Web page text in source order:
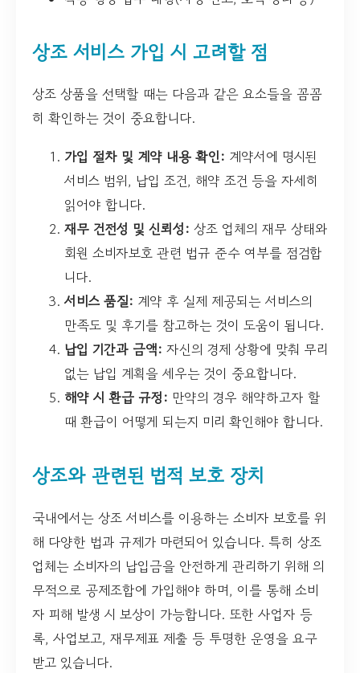
상조 서비스 가입 시 고려할 점
상조 상품을 선택할 때는 다음과 같은 요소들을 꼼꼼
히 확인하는 것이 중요합니다.
가입 절차 및 계약 내용 확인: 계약서에 명시된
서비스 범위, 납입 조건, 해약 조건 등을 자세히
읽어야 합니다.
재무 건전성 및 신뢰성: 상조 업체의 재무 상태와
회원 소비자보호 관련 법규 준수 여부를 점검합
니다.
서비스 품질: 계약 후 실제 제공되는 서비스의
만족도 및 후기를 참고하는 것이 도움이 됩니다.
납입 기간과 금액: 자신의 경제 상황에 맞춰 무리
없는 납입 계획을 세우는 것이 중요합니다.
해약 시 환급 규정: 만약의 경우 해약하고자 할
때 환급이 어떻게 되는지 미리 확인해야 합니다.
상조와 관련된 법적 보호 장치
국내에서는 상조 서비스를 이용하는 소비자 보호를 위
해 다양한 법과 규제가 마련되어 있습니다. 특히 상조
업체는 소비자의 납입금을 안전하게 관리하기 위해 의
무적으로 공제조합에 가입해야 하며, 이를 통해 소비
자 피해 발생 시 보상이 가능합니다. 또한 사업자 등
록, 사업보고, 재무제표 제출 등 투명한 운영을 요구
받고 있습니다.